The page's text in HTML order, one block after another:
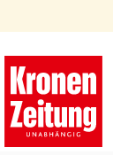
account_circle Anmelden